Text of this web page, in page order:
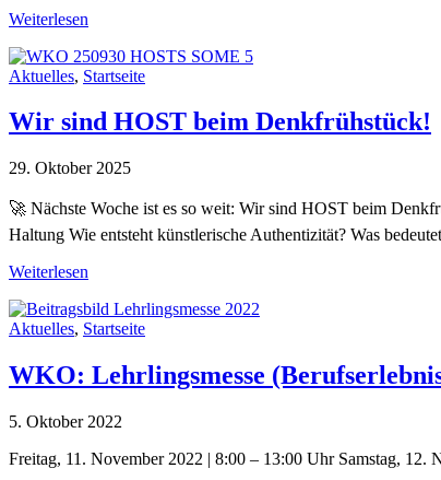
Weiterlesen
Aktuelles, Startseite
Wir sind HOST beim Denkfrühstück!
29. Oktober 2025
🚀 Nächste Woche ist es so weit: Wir sind HOST beim
Haltung Wie entsteht künstlerische Authentizität? Was
Weiterlesen
Aktuelles, Startseite
WKO: Lehrlingsmesse
5. Oktober 2022
Freitag, 11. November 2022 | 8:00 – 13:00 Uhr Samstag,